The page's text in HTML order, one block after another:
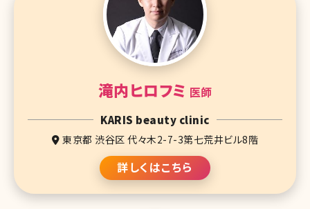
滝内ヒロフミ 医師
KARIS beauty clinic
東京都 渋谷区 代々木2-7-3第七荒井ビル8階
詳しくはこちら